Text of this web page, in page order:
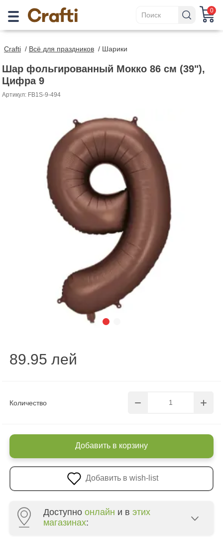
0
Crafti / Всё для праздников / Шарики
Шар фольгированный Мокко 86 см (39"),
Цифра 9
Артикул: FB1S-9-494
Количество
89.95 лей
Добавить в корзину
Добавить в wish-list
Доступно онлайн и в этих
магазинах: